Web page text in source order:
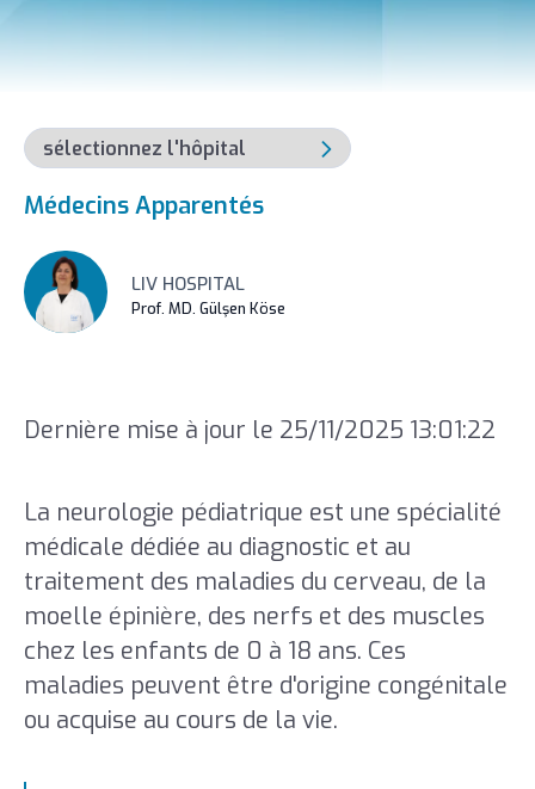
Médecins Apparentés
LIV HOSPITAL
Prof. MD. Gülşen Köse
Dernière mise à jour le 25/11/2025 13:01:22
La neurologie pédiatrique est une spécialité
médicale dédiée au diagnostic et au
traitement des maladies du cerveau, de la
moelle épinière, des nerfs et des muscles
chez les enfants de 0 à 18 ans. Ces
maladies peuvent être d'origine congénitale
ou acquise au cours de la vie.